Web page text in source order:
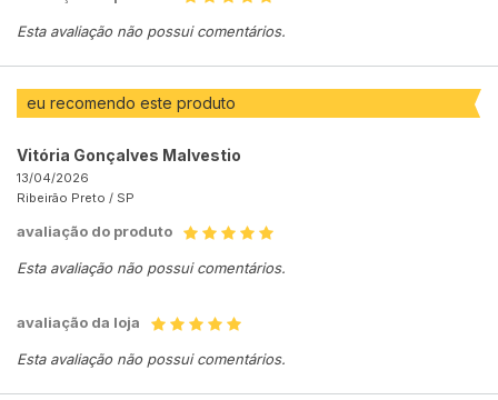
Esta avaliação não possui comentários.
eu recomendo este produto
Vitória Gonçalves Malvestio
13/04/2026
Ribeirão Preto / SP
avaliação do produto
Esta avaliação não possui comentários.
avaliação da loja
Esta avaliação não possui comentários.